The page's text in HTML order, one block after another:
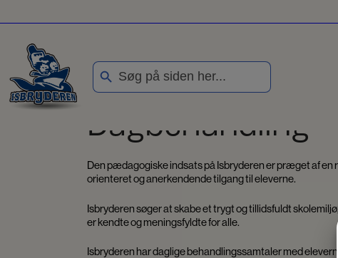
til
Search
for:
Search Button
Dagbehandling
Den pædagogiske indsats på Isbryderen er præget af
orienteret og anerkendende tilgang til eleverne.
Isbryderen søger at skabe et trygt og tillidsfuldt
er kendte og meningsfyldte for alle.
Isbryderen har daglige behandlingssamtaler med